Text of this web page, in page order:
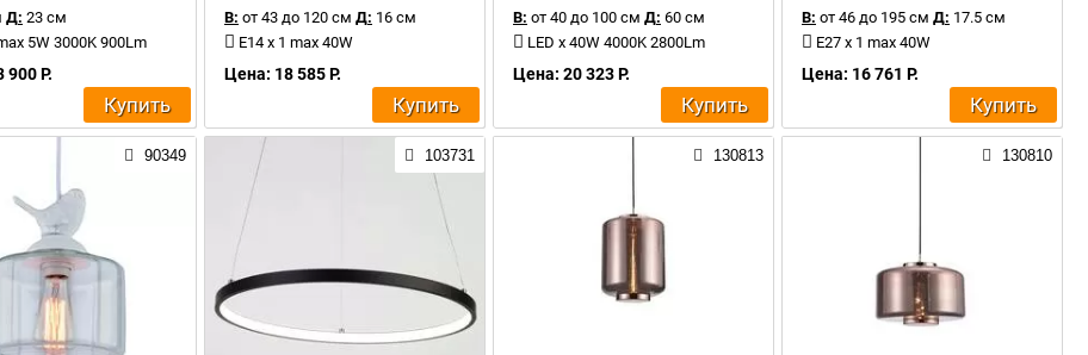
Д: 23 см
5W 3000K 900Lm
900 Р.
Купить
В: от 43 до 120 см Д: 16 см
E14 x 1 max 40W
Цена: 18 585 Р.
Купить
В: от 40 до 100 см Д: 60 см
LED x 40W 4000K 2800Lm
Цена: 20 323 Р.
Купить
В: от 46 до 195 см Д: 17.5 см
E27 x 1 max 40W
Цена: 16 761 Р.
Купить
90349 103731 130813 130810